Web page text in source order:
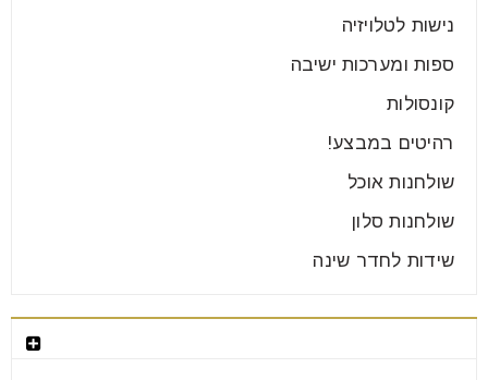
נישות לטלויזיה
ספות ומערכות ישיבה
קונסולות
רהיטים במבצע!
שולחנות אוכל
שולחנות סלון
שידות לחדר שינה